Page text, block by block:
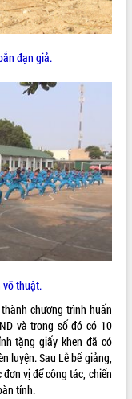
đạn giả.
võ thuật.
chương trình huấn
và trong số đó có 10
tặng giấy khen đã có
luyện. Sau Lễ bế giảng,
vị để công tác, chiến
tỉnh.